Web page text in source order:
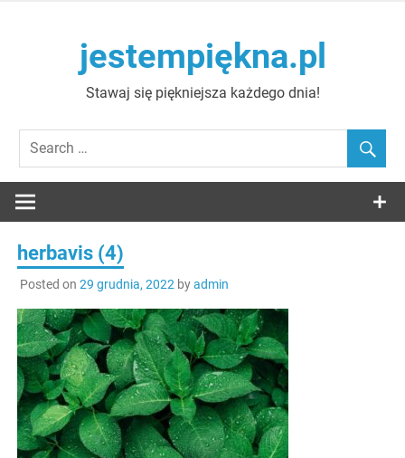
jestempiękna.pl
Stawaj się piękniejsza każdego dnia!
herbavis (4)
Posted on 29 grudnia, 2022byadmin